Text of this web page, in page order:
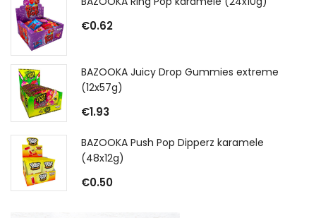
€0.62
BAZOOKA Juicy Drop Gummies extreme
(12x57g)
€1.93
BAZOOKA Push Pop Dipperz karamele
(48x12g)
€0.50